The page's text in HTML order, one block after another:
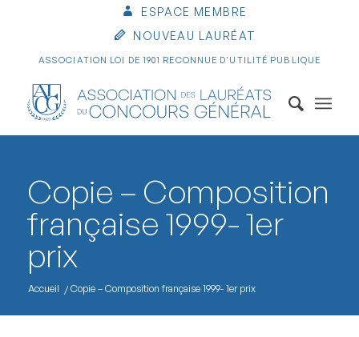
ESPACE MEMBRE
NOUVEAU LAURÉAT
ASSOCIATION LOI DE 1901 RECONNUE D'UTILITÉ PUBLIQUE
Copie – Composition
française 1999- 1er
prix
Accueil / Copie – Composition française 1999- 1er prix